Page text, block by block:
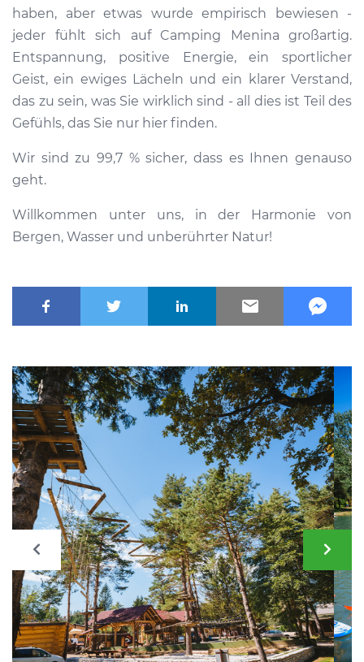
haben, aber etwas wurde empirisch bewiesen -
jeder fühlt sich auf Camping Menina großartig.
Entspannung, positive Energie, ein sportlicher
Geist, ein ewiges Lächeln und ein klarer Verstand,
das zu sein, was Sie wirklich sind - all dies ist Teil des
Gefühls, das Sie nur hier finden.
Wir sind zu 99,7 % sicher, dass es Ihnen genauso
geht.
Willkommen unter uns, in der Harmonie von
Bergen, Wasser und unberührter Natur!